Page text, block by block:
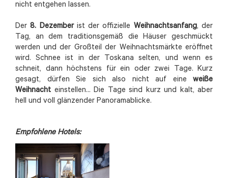
nicht entgehen lassen.
Der8. Dezemberist der offizielle Weihnachtsanfang, der
Tag, an dem traditionsgemäß die Häuser geschmückt
werden und der Großteil der Weihnachtsmärkte eröffnet
wird. Schnee ist in der Toskana selten, und wenn es
schneit, dann höchstens für ein oder zwei Tage. Kurz
gesagt, dürfen Sie sich also nicht auf eine weiße
Weihnacht einstellen... Die Tage sind kurz und kalt, aber
hell und voll glänzender Panoramablicke.
Empfohlene Hotels: